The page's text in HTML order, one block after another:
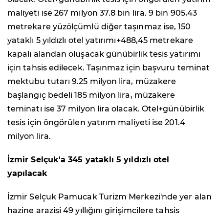
maliyeti ise 267 milyon 37.8 bin lira. 9 bin 905,43
metrekare yüzölçümlü diğer taşınmaz ise, 150
yataklı 5 yıldızlı otel yatırımı+488,45 metrekare
kapalı alandan oluşacak günübirlik tesis yatırımı
için tahsis edilecek. Taşınmaz için başvuru teminat
mektubu tutarı 9.25 milyon lira, müzakere
başlangıç bedeli 185 milyon lira, müzakere
teminatı ise 37 milyon lira olacak. Otel+günübirlik
tesis için öngörülen yatırım maliyeti ise 201.4
milyon lira.
İzmir Selçuk'a 345 yataklı 5 yıldızlı otel
yapılacak
İzmir Selçuk Pamucak Turizm Merkezi'nde yer alan
hazine arazisi 49 yıllığını girişimcilere tahsis